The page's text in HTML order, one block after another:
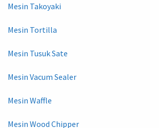
Mesin Takoyaki
Mesin Tortilla
Mesin Tusuk Sate
Mesin Vacum Sealer
Mesin Waffle
Mesin Wood Chipper